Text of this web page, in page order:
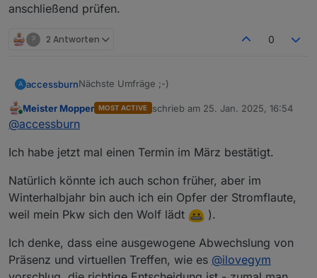
anschließend prüfen.
? 2 Antworten 0
A accessburnNächste Umfräge ;-)
https://nuudel.digitalcourage.de/GmdurdMTyAamy
WBp
anschließend prüfen.
Meister Mopper MOST ACTIVE schrieb am 25. Jan. 2025, 16:54
zuletzt editiert von
@accessburn
Ich habe jetzt mal einen Termin im März bestätigt.
Natürlich könnte ich auch schon früher, aber im
Winterhalbjahr bin auch ich ein Opfer der Stromflaute,
weil mein Pkw sich den Wolf lädt
).
Ich denke, dass eine ausgewogene Abwechslung von
Präsenz und virtuellen Treffen, wie es @ilovegym